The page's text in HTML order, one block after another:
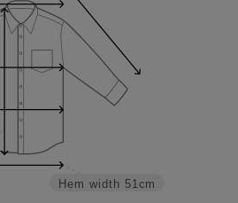
Hem width 51cm